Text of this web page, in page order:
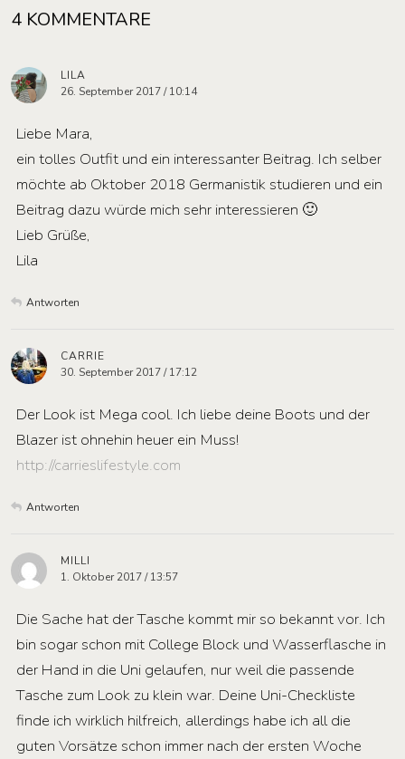
4 KOMMENTARE
LILA
26. September 2017 / 10:14
Liebe Mara,
ein tolles Outfit und ein interessanter Beitrag. Ich selber
möchte ab Oktober 2018 Germanistik studieren und ein
Beitrag dazu würde mich sehr interessieren 🙂
Lieb Grüße,
Lila
Antworten
CARRIE
30. September 2017 / 17:12
Der Look ist Mega cool. Ich liebe deine Boots und der
Blazer ist ohnehin heuer ein Muss!
http://carrieslifestyle.com
Antworten
MILLI
1. Oktober 2017 / 13:57
Die Sache hat der Tasche kommt mir so bekannt vor. Ich
bin sogar schon mit College Block und Wasserflasche in
der Hand in die Uni gelaufen, nur weil die passende
Tasche zum Look zu klein war. Deine Uni-Checkliste
finde ich wirklich hilfreich, allerdings habe ich all die
guten Vorsätze schon immer nach der ersten Woche